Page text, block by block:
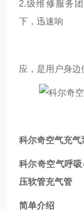
2.级维修服务
下，迅速响
应，是用户身边
科尔奇空气充
科尔奇空气呼
压软管充气管
简单介绍